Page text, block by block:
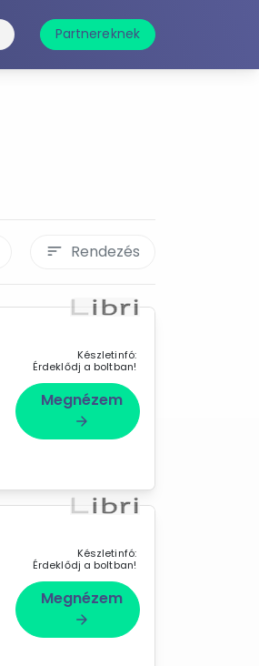
Partnereknek
sort Rendezés
Készletinfó:
Érdeklődj a boltban!
Megnézem
arrow_forward
Készletinfó:
Érdeklődj a boltban!
Megnézem
arrow_forward